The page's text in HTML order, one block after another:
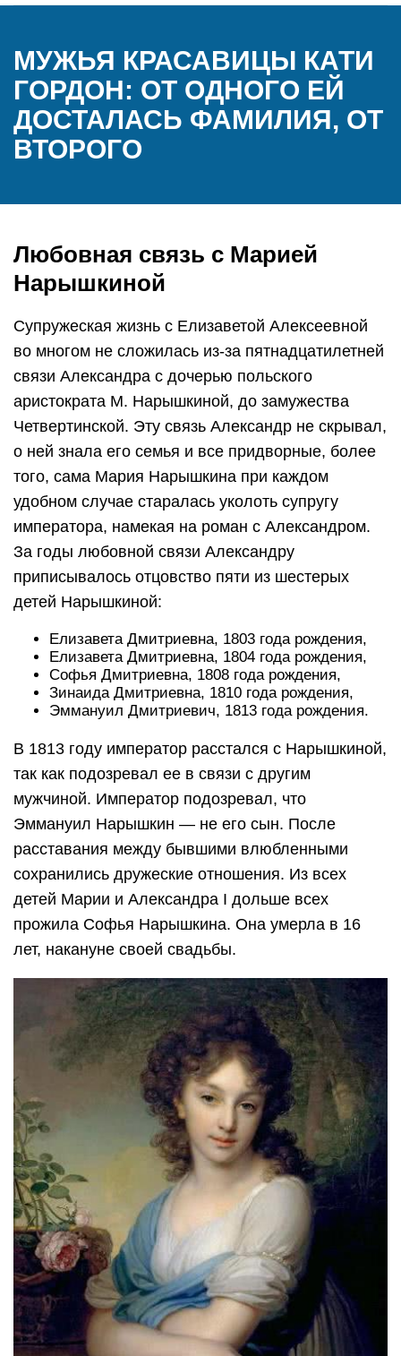
МУЖЬЯ КРАСАВИЦЫ КАТИ
ГОРДОН: ОТ ОДНОГО ЕЙ
ДОСТАЛАСЬ ФАМИЛИЯ, ОТ
ВТОРОГО
Любовная связь с Марией
Нарышкиной
Супружеская жизнь с Елизаветой Алексеевной
во многом не сложилась из-за пятнадцатилетней
связи Александра с дочерью польского
аристократа М. Нарышкиной, до замужества
Четвертинской. Эту связь Александр не скрывал,
о ней знала его семья и все придворные, более
того, сама Мария Нарышкина при каждом
удобном случае старалась уколоть супругу
императора, намекая на роман с Александром.
За годы любовной связи Александру
приписывалось отцовство пяти из шестерых
детей Нарышкиной:
Елизавета Дмитриевна, 1803 года рождения,
Елизавета Дмитриевна, 1804 года рождения,
Софья Дмитриевна, 1808 года рождения,
Зинаида Дмитриевна, 1810 года рождения,
Эммануил Дмитриевич, 1813 года рождения.
В 1813 году император расстался с Нарышкиной,
так как подозревал ее в связи с другим
мужчиной. Император подозревал, что
Эммануил Нарышкин — не его сын. После
расставания между бывшими влюбленными
сохранились дружеские отношения. Из всех
детей Марии и Александра I дольше всех
прожила Софья Нарышкина. Она умерла в 16
лет, накануне своей свадьбы.